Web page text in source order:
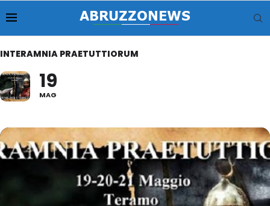
INTERAMNIA PRAETUTTIORUM
19
MAG